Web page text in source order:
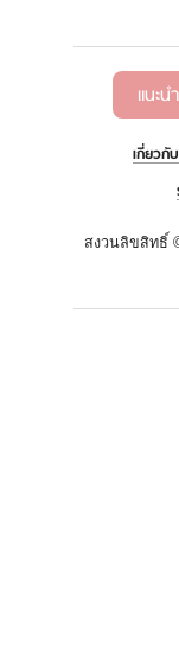
แนะ
เกี่ยวกั
สงวนลิขสิทธิ์